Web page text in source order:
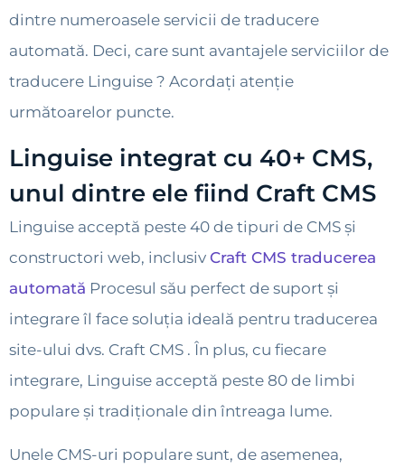
dintre numeroasele servicii de traducere
automată. Deci, care sunt avantajele serviciilor de
traducere Linguise ? Acordați atenție
următoarelor puncte.
Linguise integrat cu 40+ CMS,
unul dintre ele fiind Craft CMS
Linguise acceptă peste 40 de tipuri de CMS și
constructori web, inclusiv Craft CMS traducerea
automată Procesul său perfect de suport și
integrare îl face soluția ideală pentru traducerea
site-ului dvs. Craft CMS . În plus, cu fiecare
integrare, Linguise acceptă peste 80 de limbi
populare și tradiționale din întreaga lume.
Unele CMS-uri populare sunt, de asemenea,